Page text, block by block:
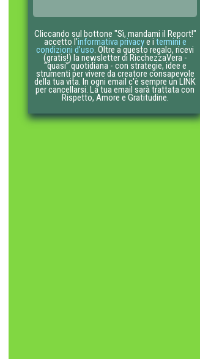
Cliccando sul bottone "Sì, mandami il Report!"
accetto l’informativa privacye i termini e
condizioni d’uso. Oltre a questo regalo, ricevi
(gratis!) la newsletter di RicchezzaVera -
“quasi” quotidiana - con strategie, idee e
strumenti per vivere da creatore consapevole
della tua vita. In ogni email c'è sempre un LINK
per cancellarsi. La tua email sarà trattata con
Rispetto, Amore e Gratitudine.